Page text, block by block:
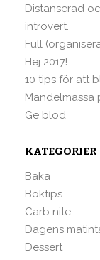
Distanserad
introvert.
Full
Hej 2017!
10 tips för att
Ge blod
KATEGORIER
Baka
Boktips
Carb nite
Dagens
Dessert